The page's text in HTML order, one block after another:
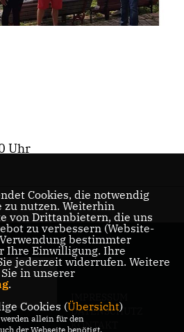
Uhr
DATENSCHUTZ
KONTAKT
Cookies, die notwendig
zu nutzen. Weiterhin
von Drittanbietern, die uns
zu verbessern (Website-
bestimmter
Ihre Einwilligung. Ihre
jederzeit widerrufen. Weitere
in unserer
.
Cookies (Übersicht)
allein für den
der Webseite benötigt.